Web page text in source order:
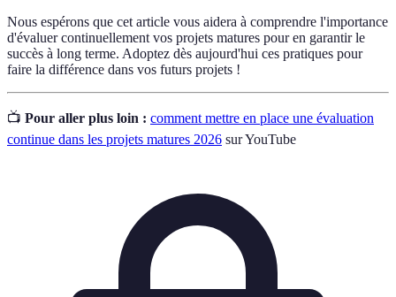
Nous espérons que cet article vous aidera à comprendre l'importance
d'évaluer continuellement vos projets matures pour en garantir le
succès à long terme. Adoptez dès aujourd'hui ces pratiques pour
faire la différence dans vos futurs projets !
📺 Pour aller plus loin : comment mettre en place une évaluation
continue dans les projets matures 2026 sur YouTube